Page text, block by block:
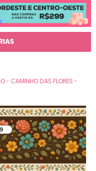
- CAMINHO DAS FLORES -